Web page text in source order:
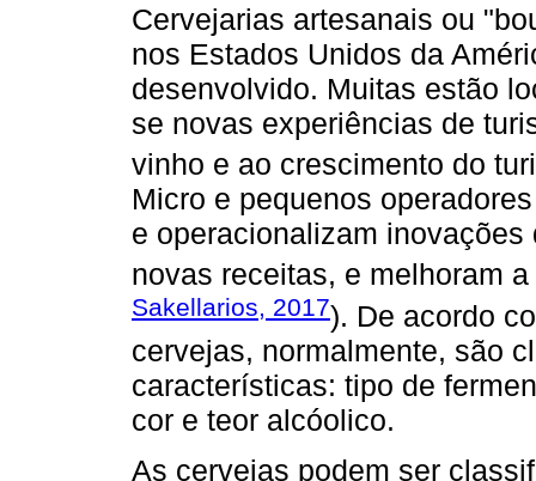
Cervejarias artesanais ou
nos Estados Unidos da
desenvolvido. Muitas estão
se novas experiências de
vinho e ao crescimento do
Micro e pequenos
e operacionalizam
novas receitas, e melhoram
Sakellarios, 2017). De acordo
cervejas, normalmente, são
características: tipo de
cor e teor alcóolico.
As cervejas podem ser